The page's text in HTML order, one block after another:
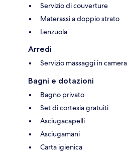
Servizio di couverture
Materassi a doppio strato
Lenzuola
Arredi
Servizio massaggi in camera
Bagni e dotazioni
Bagno privato
Set di cortesia gratuiti
Asciugacapelli
Asciugamani
Carta igienica